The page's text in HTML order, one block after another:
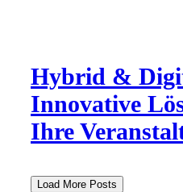
Hybrid &
Innovative
Ihre
Load More Posts